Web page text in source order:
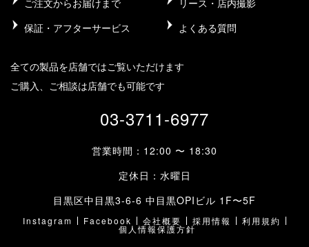
保証・アフターサービス
よくある質問
全ての製品を店舗ではご覧いただけます
ご購入、ご相談は店舗でも可能です
03-3711-6977
営業時間：12:00 〜 18:30
定休日：水曜日
目黒区中目黒3-6-6 中目黒OPIビル 1F〜5F
Instagram Facebook 会社概要 採用情報 利用規約
個人情報保護方針